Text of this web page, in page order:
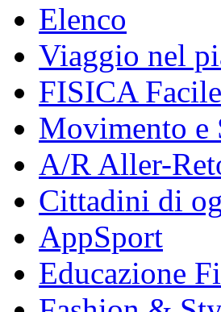
Elenco
Viaggio nel
FISICA Facile
Movimento e
A/R Aller-
Cittadini di
AppSport
Educazione